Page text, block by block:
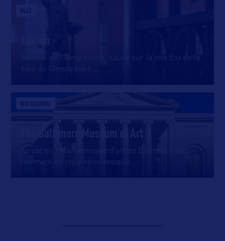
VILLE
Fondée au 17ème siècle, située sur la rive Est de la
SITE CULTUREL
The Baltimore Museum of Art
Fondé en 1914, le musée d’art de Baltimore est un
bâtiment de style néoclassique